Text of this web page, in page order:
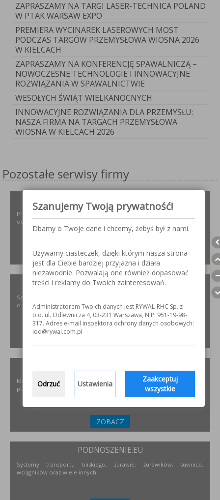
ZAPRASZAMY NA TARGI LASER-TECHNICA POLAND
W PTAK WARSAW EXPO
PREMIERA WYCINAREK LASEROWYCH MOST
PODCZAS TARGÓW PRZEMYSŁOWA WIOSNA 2026
W KIELCACH
ZAPRASZAMY NA KONFERENCJĘ SPAWALNICZĄ –
NOWOCZESNE TECHNOLOGIE I INNOWACYJNE
ROZWIĄZANIA W SPAWALNICTWIE
WESOŁYCH ŚWIĄT WIELKANOCNYCH
INNOWACYJNE ROZWIĄZANIA DLA PRZEMYSŁU:
NASZA FIRMA NA TARGACH PRZEMYSŁOWA
WIOSNA W KIELCACH 2026
Pozostałe serwisy firmy
Projektowanie i dobór, montaż, serwis instalacji i urządzeń
odpylających dla różnych gałęzi przemysłu.
ZOBACZ
SZLIFOWANIE.INFO
Serwis internetowy poświęcony obróbce stali nierdzewnej. Wszystko
o materiałach, urządzeniach i technologiach.
Materiały i urządzenia do napawania i regeneracji. Układy
plastyfikujące oraz obróbka CNC.
ZOBACZ
PODNOSZENIE.EU
Systemy transportu bliskiego, żurawie, żurawików, suwnice,
wciągników oraz wiele innych.
Szanujemy Twoją prywatność!
Dbamy o Twoje dane i chcemy, żebyś był z nami.
Używamy ciasteczek, dzięki którym nasza strona
jest dla Ciebie bardziej przyjazna i działa
niezawodnie. Pozwalają one również dopasować
treści i reklamy do Twoich zainteresowań.
Administratorem Twoich danych jest RYWAL-RHC Sp. z
o.o. ul. Odlewnicza 4, 03-231 Warszawa, NIP: 951-19-98-
317. Adres e-mail inspektora ochrony danych osobowych:
iod@rywal.com.pl
Odrzuć Ustawienia
Zaakceptuj
wszystkie